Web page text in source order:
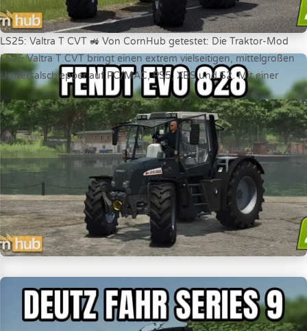
LS25: Valtra T CVT 🚜 Von CornHub getestet: Die Traktor-Mod
LS25 Valtra T CVT bringt einen extrem vielseitigen, mittelgroßen
Universalschlepper auf PC/MAC, PS5, XBS und S2. Mit einer
Leistung von 195 bis 250 PS sowie animierten Türen eignet sich
das stufenlose Modell ideal für mittlere Feldarbeiten. Mod
Informationen Autor: Valtra and Connect Modding LTDA
Version:...